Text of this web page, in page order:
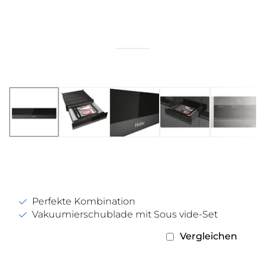
Perfekte Kombination
Vakuumierschublade mit Sous vide-Set
Vergleichen